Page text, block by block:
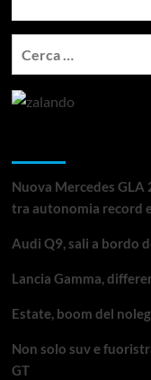
Nuova Mercedes
tra autonomia record
Audi Q9, sali a bordo
Lancia Gamma,
Estate, boom del
Non solo suv e
GT